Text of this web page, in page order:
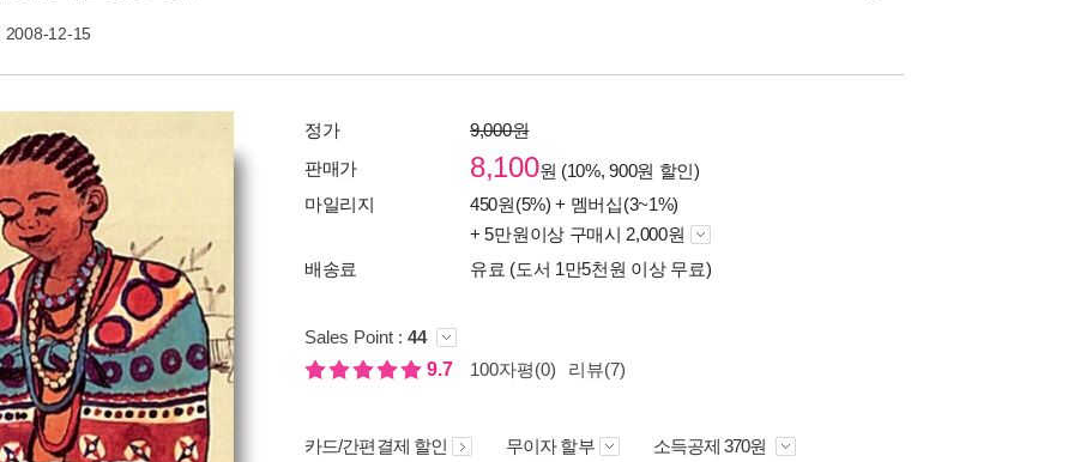
2008-12-15
정가
9,000원
판매가
8,100원 (10%, 900원 할인)
마일리지
450원(5%) + 멤버십(3~1%)
+ 5만원이상 구매시 2,000원
배송료
유료 (도서 1만5천원 이상 무료)
Sales Point : 44
9.7
100자평(0) 리뷰(7)
카드/간편결제 할인 무이자 할부 소득공제 370원